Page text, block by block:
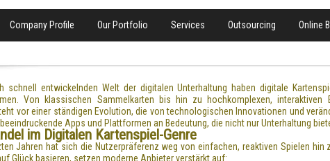
Company Profile Our Portfolio Services Outsourcing Online
schnell entwickelnden Welt der digitalen Unterhaltung haben digitale
Von klassischen Sammelkarten bis hin zu hochkomplexen, interaktiven
vor einer ständigen Evolution, die von technologischen Innovationen und
Apps und Plattformen an Bedeutung, die nicht nur Unterhaltung
im Digitalen Kartenspiel-Genre
Jahren hat sich die Nutzerpräferenz weg von einfachen, reaktiven Spielen
Glück basieren, setzen moderne Anbieter verstärkt auf: